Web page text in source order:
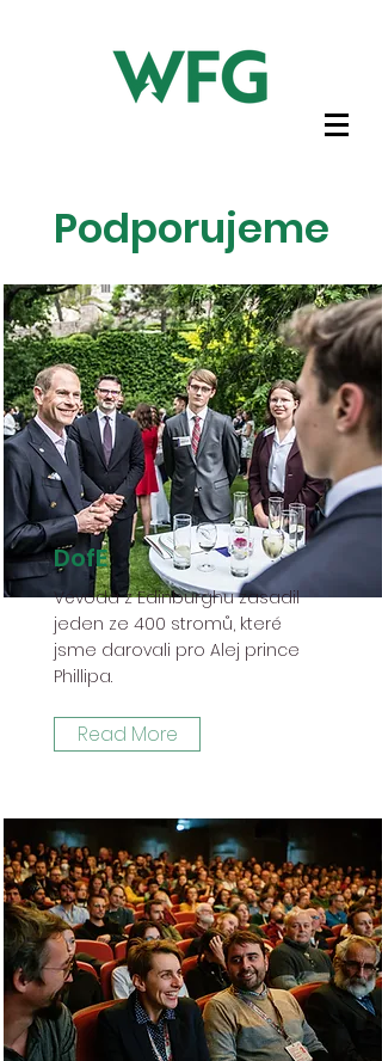
Podporujeme
DofE
Vévoda z Edinburghu zasadil
jeden ze 400 stromů, které
jsme darovali pro Alej prince
Phillipa.
Read More